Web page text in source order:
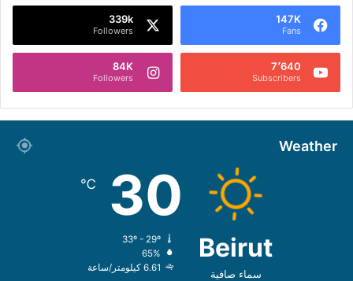
147K
Fans
339k
Followers
7٬640
Subscribers
84K
Followers
Weather
Beirut
سماء صافية
30
℃
65%
6.61 كيلومتر/ساعة